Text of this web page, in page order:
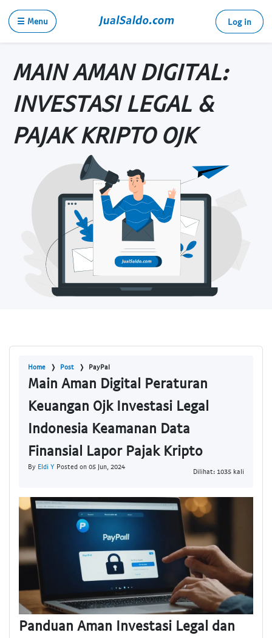
☰ Menu Log in
MAIN AMAN DIGITAL:
INVESTASI LEGAL &
PAJAK KRIPTO OJK
Home Post PayPal
Main Aman Digital Peraturan
Keuangan Ojk Investasi Legal
Indonesia Keamanan Data
Finansial Lapor Pajak Kripto
By Eldi Y Posted on 05 Jun, 2024
Dilihat: 1035 kali
Panduan Aman Investasi Legal dan